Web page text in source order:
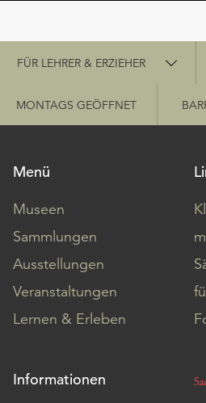
Schnellzugriff
FÜR LEHRER & ERZIEHER
MONTAGS GEÖFFNET
Menü
Museen
Sammlungen
Ausstellungen
Veranstaltungen
Lernen & Erleben
Informationen